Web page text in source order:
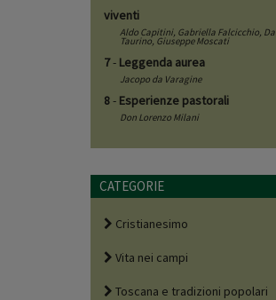
viventi
Aldo Capitini, Gabriella Falcicchio,
Taurino, Giuseppe Moscati
7- Leggenda aurea
Jacopo da Varagine
8- Esperienze pastorali
Don Lorenzo Milani
CATEGORIE
Cristianesimo
Vita nei campi
Toscana e tradizioni popolari